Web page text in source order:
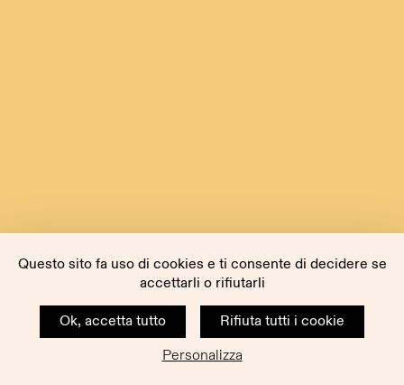
Questo sito fa uso di cookies e ti consente di decidere se
accettarli o rifiutarli
Ok, accetta tutto
Rifiuta tutti i cookie
Personalizza